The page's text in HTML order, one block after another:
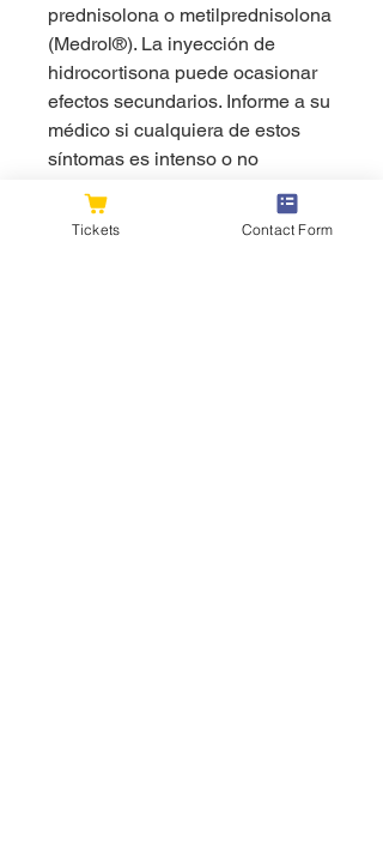
prednisolona o metilprednisolona
(Medrol®). La inyección de
hidrocortisona puede ocasionar
efectos secundarios. Informe a su
médico si cualquiera de estos
síntomas es intenso o no
desaparece: dolor de cabeza,
mareos, cicatrización lenta de las
Tickets Contact Form